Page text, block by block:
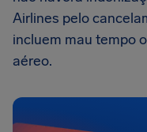
Airlines pelo
incluem mau tempo
aéreo.